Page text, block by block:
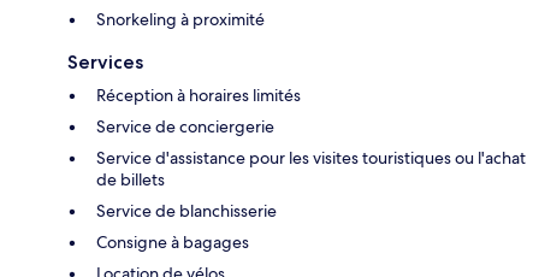
Snorkeling à proximité
Services
Réception à horaires limités
Service de conciergerie
Service d'assistance pour les visites touristiques ou l'achat
de billets
Service de blanchisserie
Consigne à bagages